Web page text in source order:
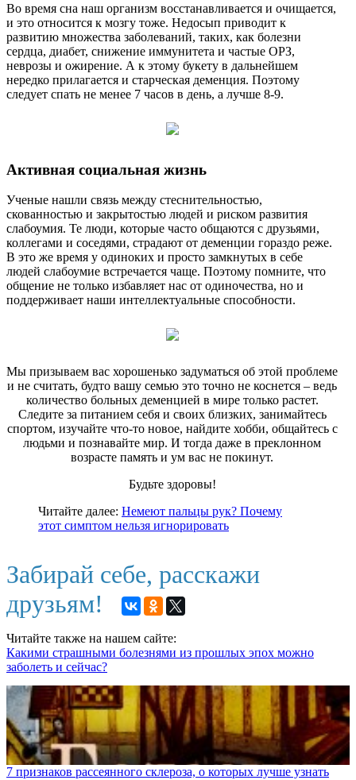
Во время сна наш организм восстанавливается и очищается,
и это относится к мозгу тоже. Недосып приводит к
развитию множества заболеваний, таких, как болезни
сердца, диабет, снижение иммунитета и частые ОРЗ,
неврозы и ожирение. А к этому букету в дальнейшем
нередко прилагается и старческая деменция. Поэтому
следует спать не менее 7 часов в день, а лучше 8-9.
Активная социальная жизнь
Ученые нашли связь между стеснительностью,
скованностью и закрытостью людей и риском развития
слабоумия. Те люди, которые часто общаются с друзьями,
коллегами и соседями, страдают от деменции гораздо реже.
В это же время у одиноких и просто замкнутых в себе
людей слабоумие встречается чаще. Поэтому помните, что
общение не только избавляет нас от одиночества, но и
поддерживает наши интеллектуальные способности.
Мы призываем вас хорошенько задуматься об этой проблеме
и не считать, будто вашу семью это точно не коснется – ведь
количество больных деменцией в мире только растет.
Следите за питанием себя и своих близких, занимайтесь
спортом, изучайте что-то новое, найдите хобби, общайтесь с
людьми и познавайте мир. И тогда даже в преклонном
возрасте память и ум вас не покинут.
Будьте здоровы!
Читайте далее: Немеют пальцы рук? Почему
этот симптом нельзя игнорировать
Забирай себе, расскажи
друзьям!
Читайте также на нашем сайте:
Какими страшными болезнями из прошлых эпох можно
заболеть и сейчас?
7 признаков рассеянного склероза, о которых лучше узнать